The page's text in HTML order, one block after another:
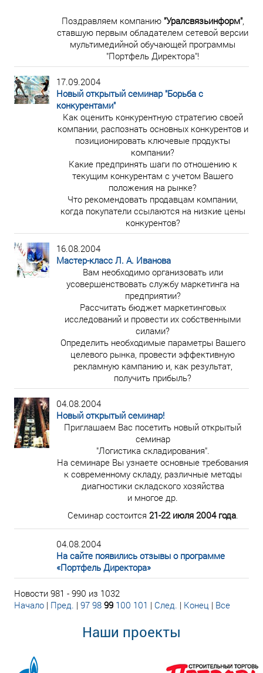
Поздравляем компанию "Уралсвязьинформ",
ставшую первым обладателем сетевой версии
мультимедийной обучающей программы
"Портфель Директора"!
17.09.2004
Новый открытый семинар "Борьба с
конкурентами"
Как оценить конкурентную стратегию своей
компании, распознать основных конкурентов и
позиционировать ключевые продукты
компании?
Какие предпринять шаги по отношению к
текущим конкурентам с учетом Вашего
положения на рынке?
Что рекомендовать продавцам компании,
когда покупатели ссылаются на низкие цены
конкурентов?
16.08.2004
Мастер-класс Л. А. Иванова
Вам необходимо организовать или
усовершенствовать службу маркетинга на
предприятии?
Рассчитать бюджет маркетинговых
исследований и провести их собственными
силами?
Определить необходимые параметры Вашего
целевого рынка, провести эффективную
рекламную кампанию и, как результат,
получить прибыль?
04.08.2004
Новый открытый семинар!
Приглашаем Вас посетить новый открытый
семинар
"Логистика складирования".
На семинаре Вы узнаете основные требования
к современному складу, различные методы
диагностики складского хозяйства
и многое др.
Семинар состоится 21-22 июля 2004 года.
04.08.2004
На сайте появились отзывы о программе
«Портфель Директора»
Новости 981 - 990 из 1032
Начало | Пред. | 97 98 99 100 101 | След. | Конец | Все
Наши проекты